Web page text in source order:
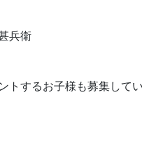
兵衛
トするお子様も募集して